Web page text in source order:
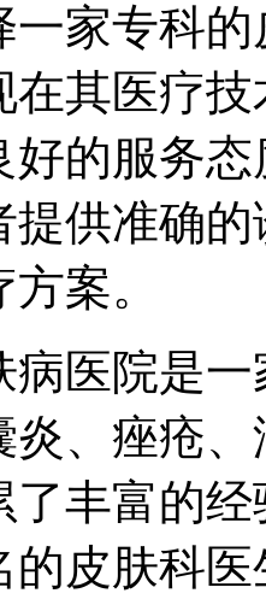
一家专科
在其医疗
好的服务
提供准确
案。
病医院是
炎、痤疮
了丰富的
的皮肤科